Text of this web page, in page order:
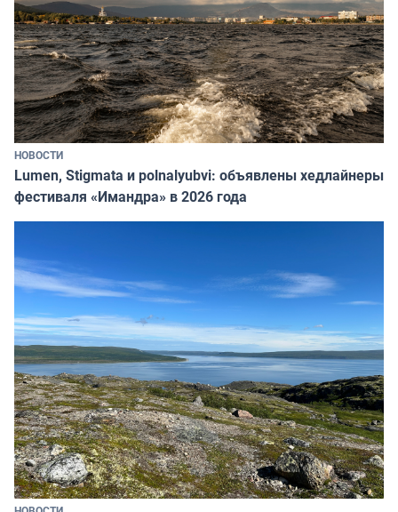
НОВОСТИ
Lumen, Stigmata и polnalyubvi: объявлены хедлайнеры
фестиваля «Имандра» в 2026 года